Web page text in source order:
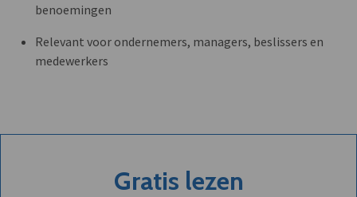
benoemingen
Relevant voor ondernemers, managers, beslissers en
medewerkers
Gratis lezen